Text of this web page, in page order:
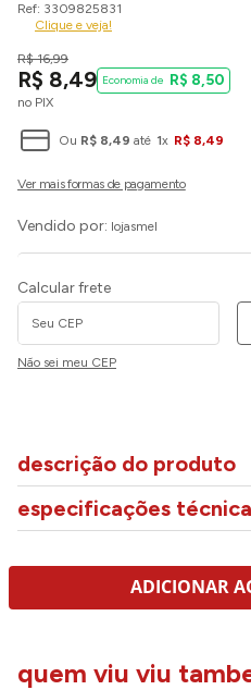
3309825831
Clique e veja!
R$ 16,99
R$ 8,49
no PIX
R$ 8,50
Ou R$ 8,49 até 1x R$ 8,49
Vendido por: lojasmel
Calcular frete
Não sei meu CEP
descrição do produto
especificações
ADICIONAR
quem viu viu